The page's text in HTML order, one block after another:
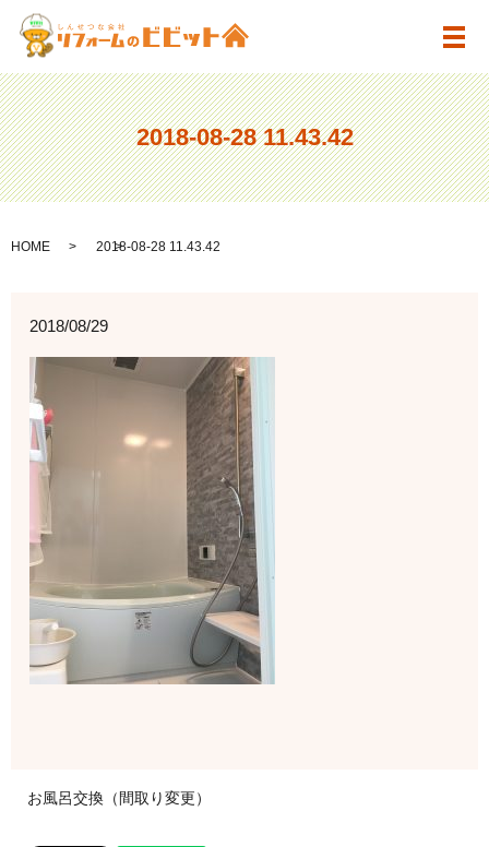
メ
2018-08-28 11.43.42
HOME 2018-08-28 11.43.42
2018/08/29
お風呂交換（間取り変更）